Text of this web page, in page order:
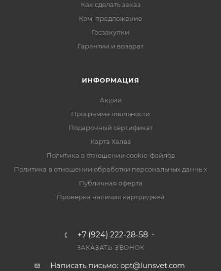
Как сделать заказ
Ком. предложение
Госзакупки
Гарантии и возврат
ИНФОРМАЦИЯ
Акции
Программа лояльности
Подарочный сертификат
Карта Халва
Политика в отношении cookie-файлов
Политика в отношении обработки персональных данных
Публичная оферта
Проверка наличия картриджей
+7 (924) 222-28-58
ЗАКАЗАТЬ ЗВОНОК
Написать письмо: opt@lunsvet.com